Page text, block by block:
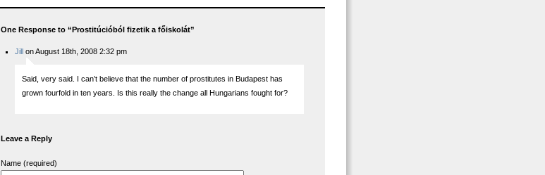
One Response to “Prostitúcióból fizetik a főiskolát”
Jill on August 18th, 2008 2:32 pm
Said, very said. I can’t believe that the number of prostitutes in Budapest has
grown fourfold in ten years. Is this really the change all Hungarians fought for?
Leave a Reply
Name (required)